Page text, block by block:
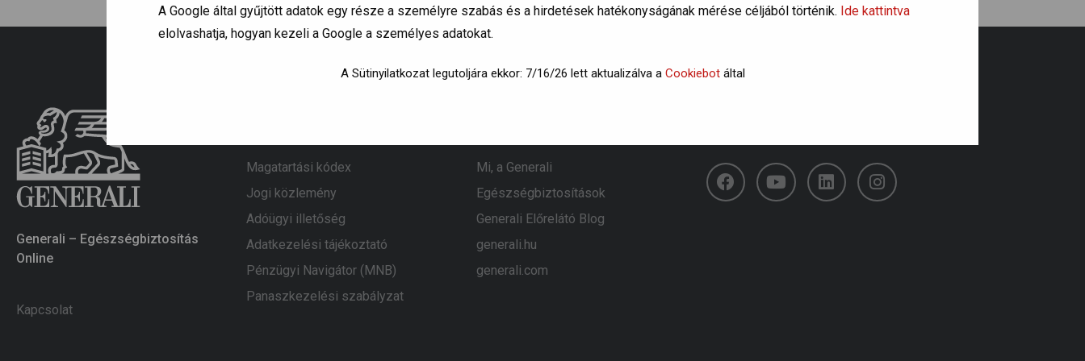
A Google által gyűjtött adatok egy része a személyre szabás és a hirdetések hatékonyságának mérése céljából történik. Ide kattintva
elolvashatja, hogyan kezeli a Google a személyes adatokat.
A Sütinyilatkozat legutoljára ekkor: 7/16/26 lett aktualizálva a Cookiebotáltal
Generali – Egészségbiztosítás
Online
Kapcsolat
Magatartási kódex
Jogi közlemény
Adóügyi illetőség
Adatkezelési tájékoztató
Pénzügyi Navigátor (MNB)
Panaszkezelési szabályzat
Mi, a Generali
Egészségbiztosítások
Generali Előrelátó Blog
generali.hu
generali.com